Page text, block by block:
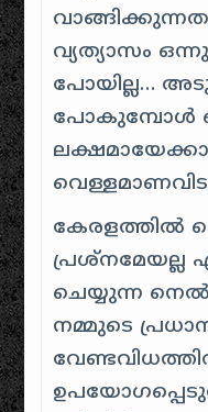
വ്യത്യാസം
പോയില്ല…
പോകുമ്പോൾ
കേരളത്തിൽ
പ്രശ്നമേയല്ല
ചെയ്യുന്ന
നമ്മുടെ